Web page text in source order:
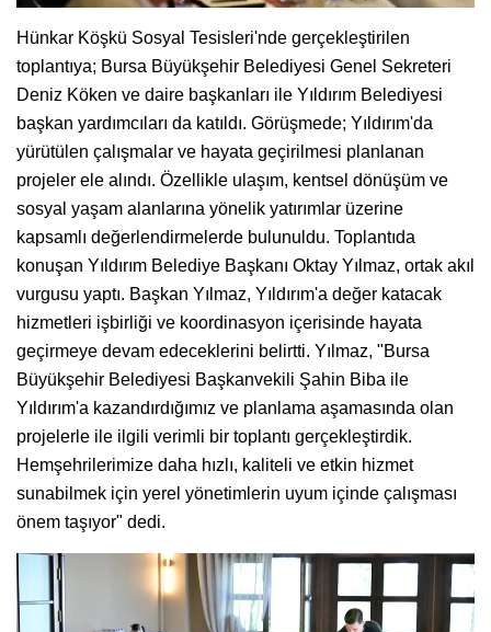
Hünkar Köşkü Sosyal Tesisleri'nde gerçekleştirilen
toplantıya; Bursa Büyükşehir Belediyesi Genel Sekreteri
Deniz Köken ve daire başkanları ile Yıldırım Belediyesi
başkan yardımcıları da katıldı. Görüşmede; Yıldırım'da
yürütülen çalışmalar ve hayata geçirilmesi planlanan
projeler ele alındı. Özellikle ulaşım, kentsel dönüşüm ve
sosyal yaşam alanlarına yönelik yatırımlar üzerine
kapsamlı değerlendirmelerde bulunuldu. Toplantıda
konuşan Yıldırım Belediye Başkanı Oktay Yılmaz, ortak akıl
vurgusu yaptı. Başkan Yılmaz, Yıldırım'a değer katacak
hizmetleri işbirliği ve koordinasyon içerisinde hayata
geçirmeye devam edeceklerini belirtti. Yılmaz, "Bursa
Büyükşehir Belediyesi Başkanvekili Şahin Biba ile
Yıldırım'a kazandırdığımız ve planlama aşamasında olan
projelerle ile ilgili verimli bir toplantı gerçekleştirdik.
Hemşehrilerimize daha hızlı, kaliteli ve etkin hizmet
sunabilmek için yerel yönetimlerin uyum içinde çalışması
önem taşıyor" dedi.